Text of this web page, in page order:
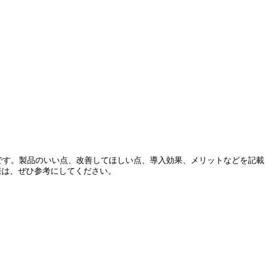
。製品のいい点、改善してほしい点、導入効果、メリットなどを記載
、ぜひ参考にしてください。